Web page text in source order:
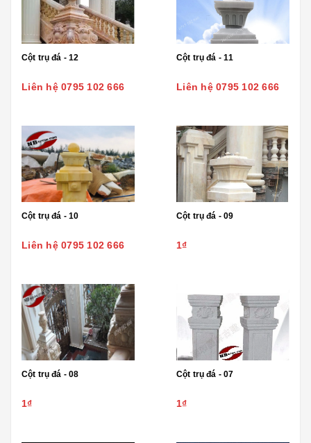
Cột trụ đá - 12
Liên hệ 0795 102 666
Cột trụ đá - 11
Liên hệ 0795 102 666
Cột trụ đá - 10
Liên hệ 0795 102 666
Cột trụ đá - 09
1₫
Cột trụ đá - 08
1₫
Cột trụ đá - 07
1₫